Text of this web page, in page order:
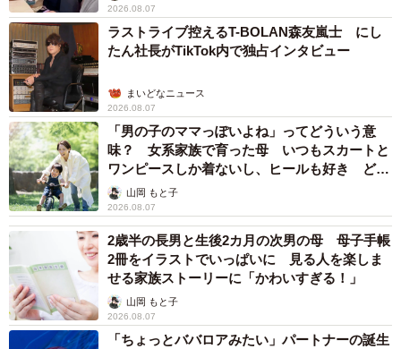
ーーThreadsでの反響についていかがですか？
「踏切好きの子ども達がたくさんいることに驚いたと同時
に、息子の同士達のエピソードを知れて楽しかったです♪」
Threads（ @ginmugi0205 ）では、2人のお子さんを育て
るママが家族の日常エピソードなどを投稿しています。
2026.08.07
ラストライブ控えるT-BOLAN森友嵐士 にし
たん社長がTikTok内で独占インタビュー
まいどなニュース
2026.08.07
「男の子のママっぽいよね」ってどういう意
味？ 女系家族で育った母 いつもスカートと
ワンピースしか着ないし、ヒールも好き どの
へんが…
山岡 もと子
2026.08.07
2歳半の長男と生後2カ月の次男の母 母子手帳
2冊をイラストでいっぱいに 見る人を楽しま
せる家族ストーリーに「かわいすぎる！」
山岡 もと子
2026.08.07
「ちょっとババロアみたい」パートナーの誕生